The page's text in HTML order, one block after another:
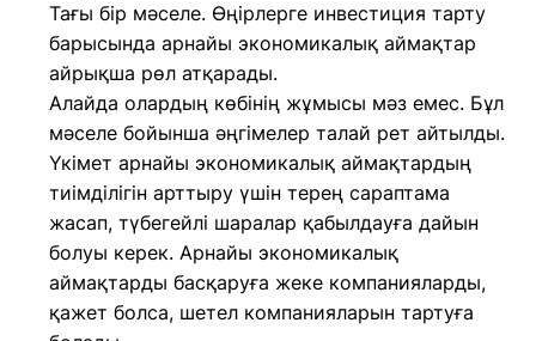
Тағы бір мәселе. Өңірлерге инвестиция тарту
барысында арнайы экономикалық аймақтар
айрықша рөл атқарады.
Алайда олардың көбінің жұмысы мәз емес. Бұл
мәселе бойынша әңгімелер талай рет айтылды.
Үкімет арнайы экономикалық аймақтардың
тиімділігін арттыру үшін терең сараптама
жасап, түбегейлі шаралар қабылдауға дайын
болуы керек. Арнайы экономикалық
аймақтарды басқаруға жеке компанияларды,
қажет болса, шетел компанияларын тартуға